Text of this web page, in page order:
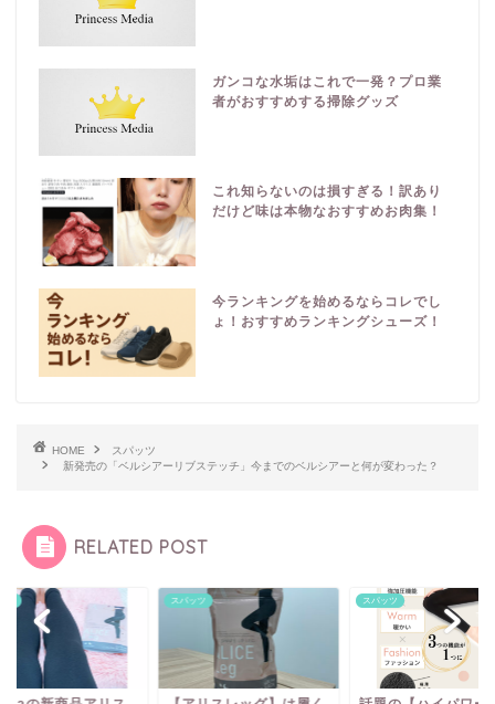
ガンコな水垢はこれで一発？プロ業
者がおすすめする掃除グッズ
これ知らないのは損すぎる！訳あり
だけど味は本物なおすすめお肉集！
今ランキングを始めるならコレでし
ょ！おすすめランキングシューズ！
HOME
スパッツ
新発売の「ベルシアーリブステッチ」今までのベルシアーと何が変わった？
RELATED POST
スパッツ スパッツ スパッツ